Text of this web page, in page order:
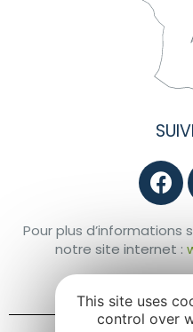
Pour plus d’informations
notre site internet :
©AVL
This site uses
control over